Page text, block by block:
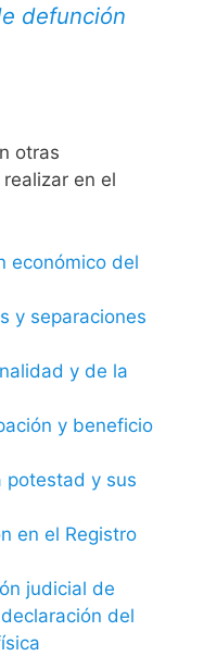
defunción
otras
en el
económico del
y separaciones
y de la
y beneficio
potestad y sus
en el Registro
judicial de
del